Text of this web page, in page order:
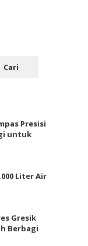
Presisi
untuk
Liter Air
Gresik
Berbagi